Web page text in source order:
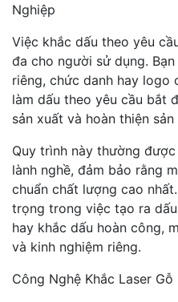
Nghiệp
Việc khắc dấu theo yêu
đa cho người sử dụng.
riêng, chức danh hay logo
làm dấu theo yêu cầu bắt
sản xuất và hoàn thiện sản
Quy trình này thường
lành nghề, đảm bảo rằng
chuẩn chất lượng cao
trọng trong việc tạo ra
hay khắc dấu hoàn công,
và kinh nghiệm riêng.
Công Nghệ Khắc Laser